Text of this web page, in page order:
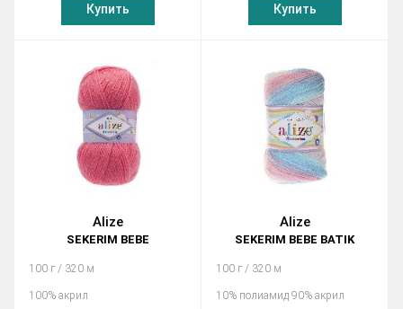
Купить Купить
Alize
SEKERIM BEBE
100 г / 320 м
100% акрил
Alize
SEKERIM BEBE BATIK
100 г / 320 м
10% полиамид 90% акрил